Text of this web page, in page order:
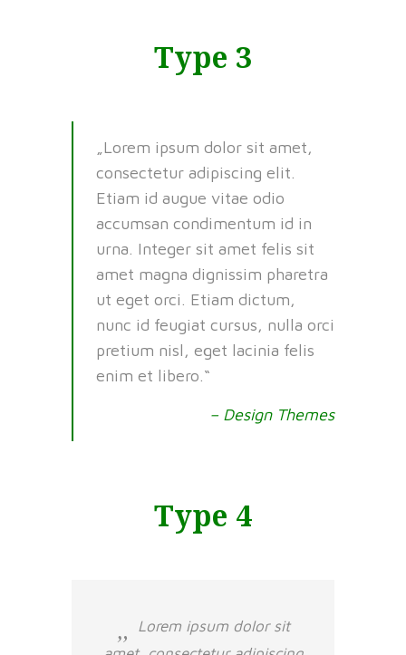
Type 3
Lorem ipsum dolor sit amet,
consectetur adipiscing elit.
Etiam id augue vitae odio
accumsan condimentum id in
urna. Integer sit amet felis sit
amet magna dignissim pharetra
ut eget orci. Etiam dictum,
nunc id feugiat cursus, nulla orci
pretium nisl, eget lacinia felis
enim et libero.
– Design Themes
Type 4
Lorem ipsum dolor sit